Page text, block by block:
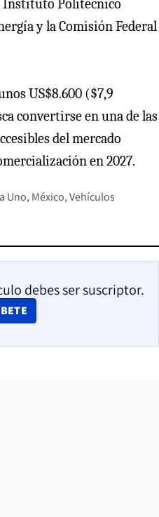
Instituto Politécnico
y la Comisión Federal
US$8.600 ($7,9
convertirse en una de las
del mercado
en 2027.
Uno México Vehículos
debes ser suscriptor.
NEW WINDOW